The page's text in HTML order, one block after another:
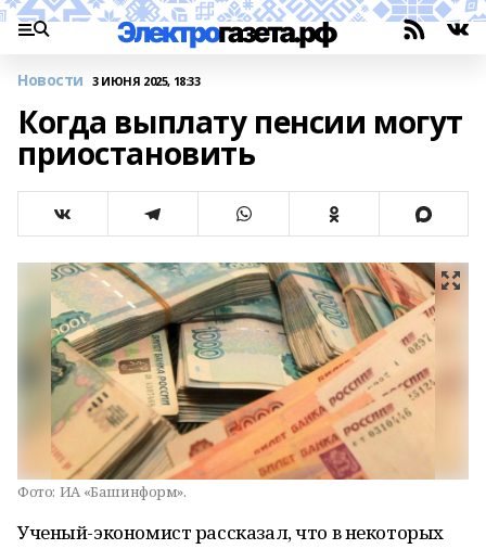
Новости 3 ИЮНЯ 2025, 18:33
Когда выплату пенсии могут
приостановить
Фото: ИА «Башинформ».
Ученый-экономист рассказал, что в некоторых